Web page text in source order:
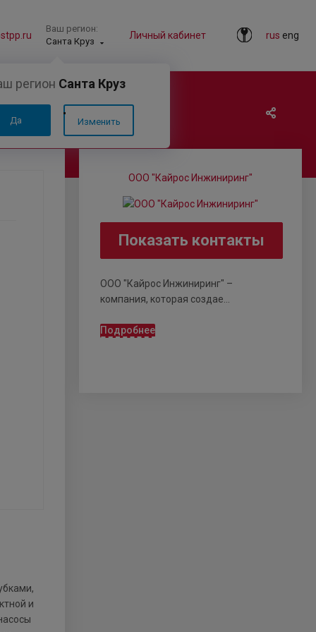
rus eng
Личный кабинет
Ваш регион:
Санта Круз
регион Санта Круз
Да Изменить
16F-250
ООО "Кайрос Инжиниринг"
Показать контакты
ООО "Кайрос Инжиниринг" –
компания, которая создае...
Подробнее
и